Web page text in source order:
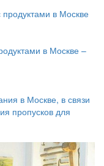
в Москве –
в Москве, в связи
пропусков для